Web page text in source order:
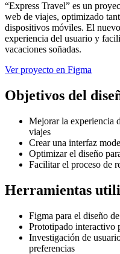
“Express Travel” es un
web de viajes, optimizado
dispositivos móviles. El
experiencia del usuario y
vacaciones soñadas.
Ver proyecto en Figma
Objetivos del
Mejorar la experiencia
viajes
Crear una interfaz
Optimizar el diseño
Facilitar el proceso de
Herramientas
Figma para el diseño
Prototipado interactivo
Investigación de
preferencias